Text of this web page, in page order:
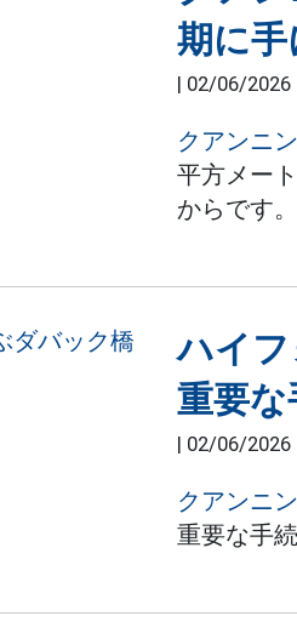
期に手
| 02/06/2026
クアンニ
平方メー
からです。
ハイ
重要な
| 02/06/2026
クアンニ
重要な手